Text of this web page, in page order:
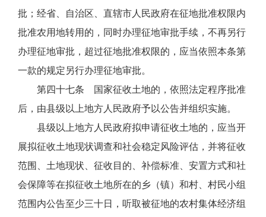
批；经省、自治区、直辖市人民政府在征地批准权限内
批准农用地转用的，同时办理征地审批手续，不再另行
办理征地审批，超过征地批准权限的，应当依照本条第
一款的规定另行办理征地审批。
第四十七条 国家征收土地的，依照法定程序批准
后，由县级以上地方人民政府予以公告并组织实施。
县级以上地方人民政府拟申请征收土地的，应当开
展拟征收土地现状调查和社会稳定风险评估，并将征收
范围、土地现状、征收目的、补偿标准、安置方式和社
会保障等在拟征收土地所在的乡（镇）和村、村民小组
范围内公告至少三十日，听取被征地的农村集体经济组